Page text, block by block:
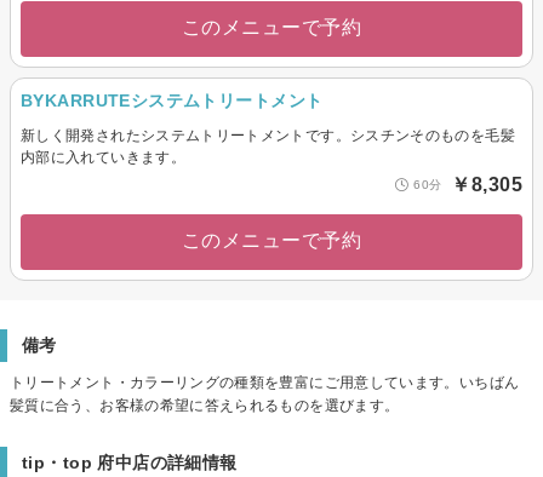
このメニューで予約
BYKARRUTEシステムトリートメント
新しく開発されたシステムトリートメントです。シスチンそのものを毛髪
内部に入れていきます。
60分 ￥8,305
このメニューで予約
備考
トリートメント・カラーリングの種類を豊富にご用意しています。いちばん
髪質に合う、お客様の希望に答えられるものを選びます。
tip・top 府中店の詳細情報